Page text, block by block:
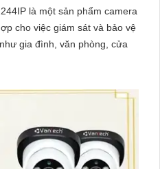
là một sản phẩm camera
cho việc giám sát và bảo vệ
gia đình, văn phòng, cửa